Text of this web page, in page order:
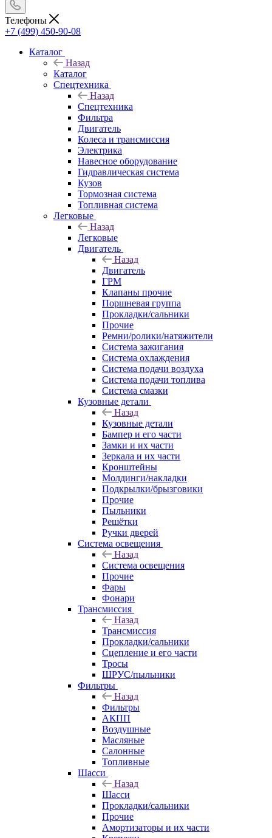
Телефоны
+7 (499) 450-90-08
Каталог
Назад
Каталог
Спецтехника
Назад
Спецтехника
Фильтра
Двигатель
Колеса и трансмиссия
Электрика
Навесное оборудование
Гидравлическая система
Кузов
Тормозная система
Топливная система
Легковые
Назад
Легковые
Двигатель
Назад
Двигатель
ГРМ
Клапаны прочие
Поршневая группа
Прокладки/сальники
Прочие
Ремни/ролики/натяжители
Система зажигания
Система охлаждения
Система подачи воздуха
Система подачи топлива
Система смазки
Кузовные детали
Назад
Кузовные детали
Бампер и его части
Замки и их части
Зеркала и их части
Кронштейны
Молдинги/накладки
Подкрылки/брызговики
Прочие
Пыльники
Решётки
Ручки дверей
Система освещения
Назад
Система освещения
Прочие
Фары
Фонари
Трансмиссия
Назад
Трансмиссия
Прокладки/сальники
Сцепление и его части
Тросы
ШРУС/пыльники
Фильтры
Назад
Фильтры
АКПП
Воздушные
Масляные
Салонные
Топливные
Шасси
Назад
Шасси
Прокладки/сальники
Прочие
Амортизаторы и их части